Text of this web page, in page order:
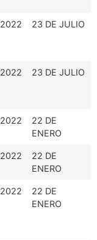
2022 23 DE JULIO
2022 23 DE JULIO
2022
22 DE
ENERO
2022
22 DE
ENERO
2022
22 DE
ENERO